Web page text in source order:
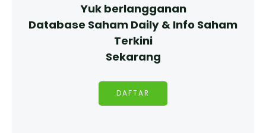
Yuk berlangganan
Database Saham Daily & Info Saham
Terkini
Sekarang
DAFTAR